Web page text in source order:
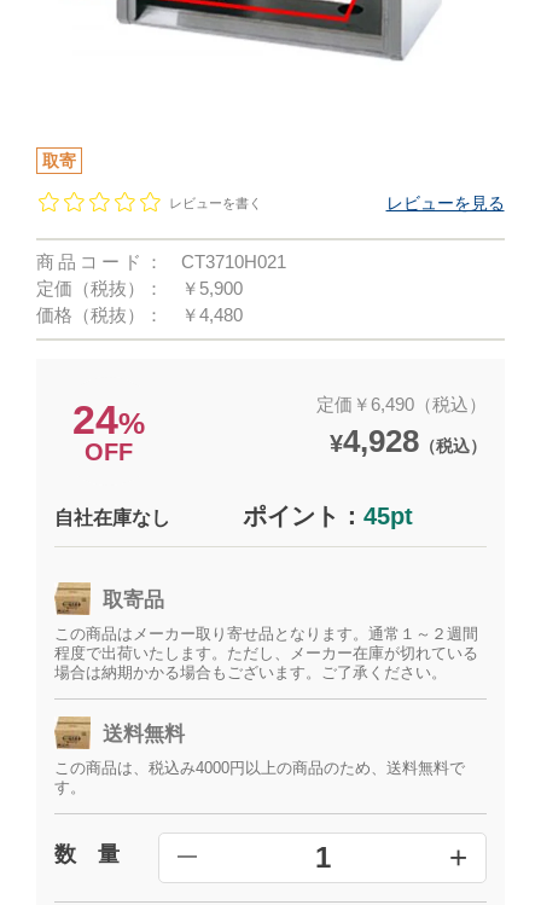
取寄
レビューを書く レビューを見る
商品コード：
CT3710H021
定価（税抜）：
￥5,900
価格（税抜）：
￥4,480
24%
OFF
定価￥6,490（税込）
¥4,928（税込）
自社在庫なし ポイント：45pt
取寄品
この商品はメーカー取り寄せ品となります。通常１～２週間
程度で出荷いたします。ただし、メーカー在庫が切れている
場合は納期かかる場合もございます。ご了承ください。
送料無料
この商品は、税込み4000円以上の商品のため、送料無料で
す。
数 量 ━ 1 +